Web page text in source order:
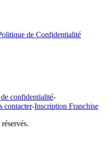
de Confidentialité
confidentialité-
contacter-Inscription Franchise